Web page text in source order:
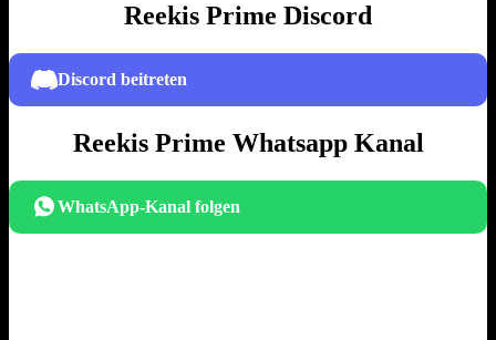
Reekis Prime Discord
Discord beitreten
Reekis Prime Whatsapp Kanal
WhatsApp-Kanal folgen